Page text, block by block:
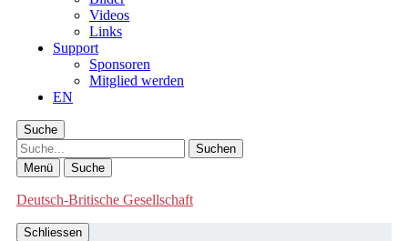
Videos
Links
Support
Sponsoren
Mitglied werden
EN
Suche
Suche
Menü Suche
Deutsch-Britische Gesellschaft
Schliessen